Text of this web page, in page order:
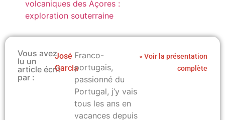
volcaniques des Açores :
exploration souterraine
Vous avez
lu un
article écrit
par :
José
Garcia
Franco-
portugais,
passionné du
Portugal, j’y vais
tous les ans en
vacances depuis
» Voir la présentation
complète